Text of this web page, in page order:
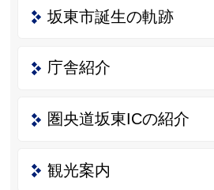
坂東市誕生の軌跡
庁舎紹介
圏央道坂東ICの紹介
観光案内